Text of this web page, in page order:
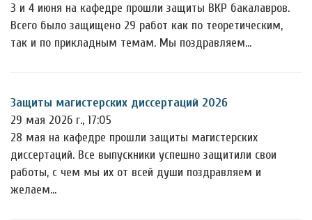
3 и 4 июня на кафедре прошли защиты ВКР бакалавров.
Всего было защищено 29 работ как по теоретическим,
так и по прикладным темам. Мы поздравляем…
Защиты магистерских диссертаций 2026
29 мая 2026 г., 17:05
28 мая на кафедре прошли защиты магистерских
диссертаций. Все выпускники успешно защитили свои
работы, с чем мы их от всей души поздравляем и
желаем…